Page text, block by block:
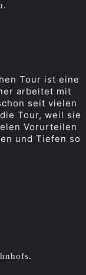
Tour ist eine
arbeitet mit
seit vielen
Tour, weil sie
Vorurteilen
und Tiefen so